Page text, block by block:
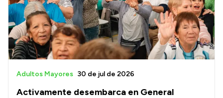
Activamente desembarca en General
Adultos Mayores 30 de jul de 2026